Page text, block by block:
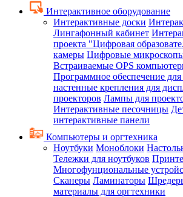
Интерактивное оборудование
Интерактивные доски
Лингафонный кабинет
проекта "Цифровая
камеры Цифровые
Встраиваемые OPS
Программное обеспечение
настенные крепления для
проекторов Лампы для
Интерактивные песочницы
интерактивные панели
Компьютеры и оргтехника
Ноутбуки Моноблоки
Тележки для ноутбуков
Многофунциональные
Сканеры Ламинаторы
материалы для оргтехники